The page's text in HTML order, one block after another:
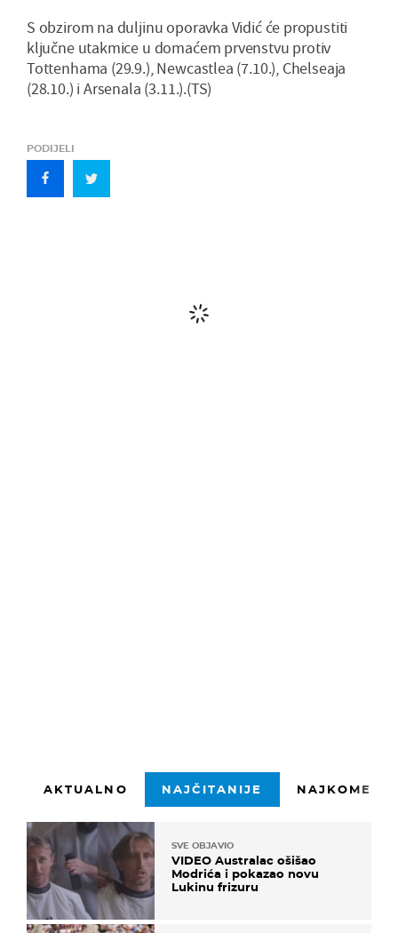
S obzirom na duljinu oporavka Vidić će propustiti
ključne utakmice u domaćem prvenstvu protiv
Tottenhama (29.9.), Newcastlea (7.10.), Chelseaja
(28.10.) i Arsenala (3.11.).(TS)
PODIJELI
AKTUALNO NAJČITANIJE
SVE OBJAVIO
VIDEO Australac ošišao
Modrića i pokazao novu
Lukinu frizuru